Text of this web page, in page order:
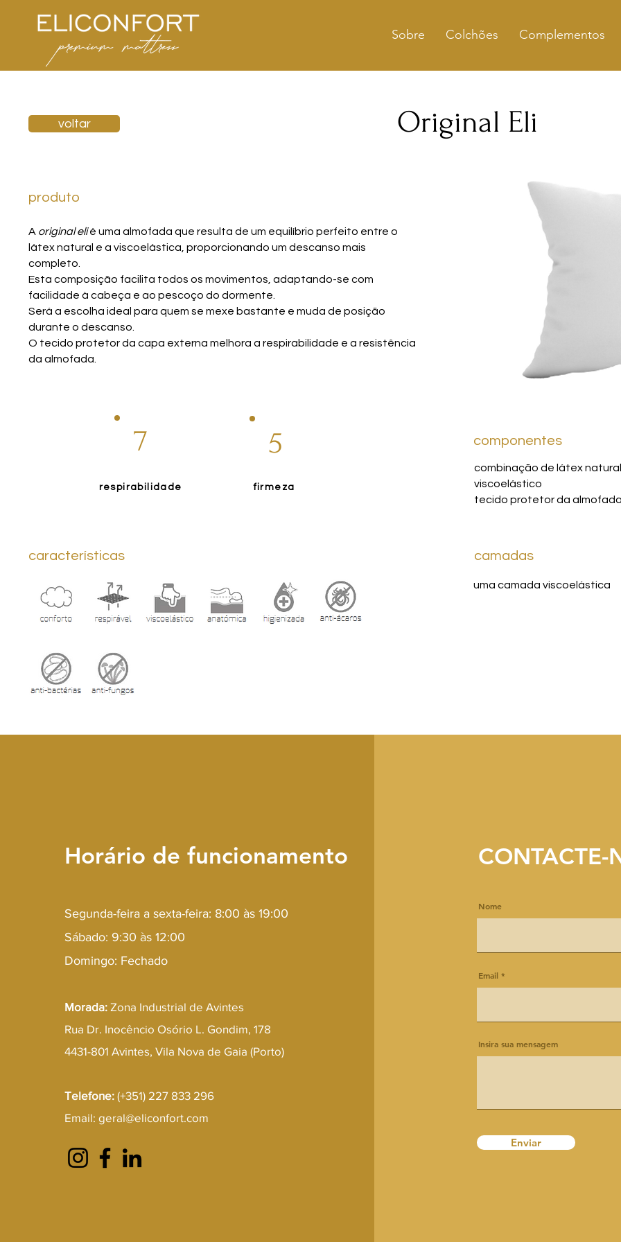
Sobre Colchões Complementos
voltar Original Eli
produto
A original elié uma almofada que resulta de um equilíbrio perfeito entre o
látex natural e a viscoelástica, proporcionando um descanso mais
completo.
Esta composição facilita todos os movimentos, adaptando-se com
facilidade à cabeça e ao pescoço do dormente.
Será a escolha ideal para quem se mexe bastante e muda de posição
durante o descanso.
O tecido protetor da capa externa melhora a respirabilidade e a resistência
da almofada.
7
respirabilidade
5
firmeza
componentes
combinação de látex
viscoelástico
tecido protetor da almofada
características camadas
uma camada viscoelástica
Horário de funcionamento
Segunda-feira a sexta-feira: 8:00 às 19:00
Sábado: 9:30 às 12:00
Domingo: Fechado
Morada: Zona Industrial de Avintes
Rua Dr. Inocêncio Osório L. Gondim, 178
4431-801 Avintes, Vila Nova de Gaia (Porto)
Telefone: (+351) 227 833 296
Email:geral@eliconfort.com
CONTACTE-
Nome
Email
Insira sua mensagem
Enviar